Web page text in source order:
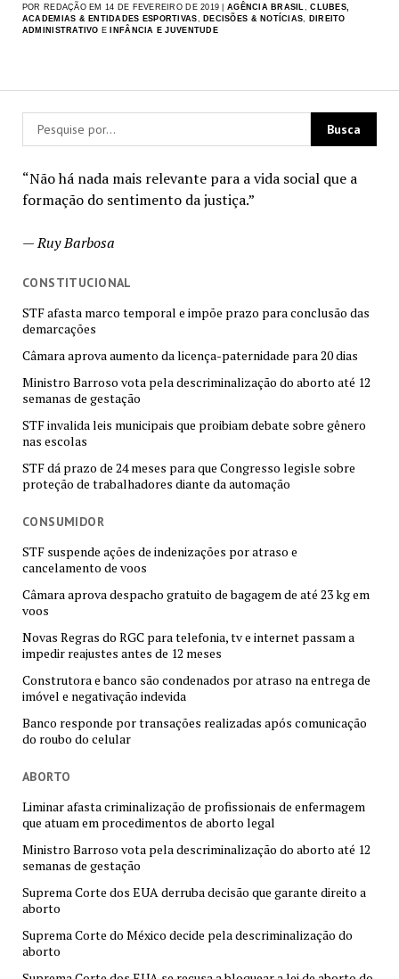
“Não há nada mais relevante para a vida social que a
formação do sentimento da justiça.”
—Ruy Barbosa
CONSTITUCIONAL
STF afasta marco temporal e impõe prazo para conclusão das
demarcações
Câmara aprova aumento da licença-paternidade para 20 dias
Ministro Barroso vota pela descriminalização do aborto até 12
semanas de gestação
STF invalida leis municipais que proibiam debate sobre gênero
nas escolas
STF dá prazo de 24 meses para que Congresso legisle sobre
proteção de trabalhadores diante da automação
CONSUMIDOR
STF suspende ações de indenizações por atraso e
cancelamento de voos
Câmara aprova despacho gratuito de bagagem de até 23 kg em
voos
Novas Regras do RGC para telefonia, tv e internet passam a
impedir reajustes antes de 12 meses
Construtora e banco são condenados por atraso na entrega de
imóvel e negativação indevida
Banco responde por transações realizadas após comunicação
do roubo do celular
ABORTO
Liminar afasta criminalização de profissionais de enfermagem
que atuam em procedimentos de aborto legal
Ministro Barroso vota pela descriminalização do aborto até 12
semanas de gestação
Suprema Corte dos EUA derruba decisão que garante direito a
aborto
Suprema Corte do México decide pela descriminalização do
aborto
POR REDAÇÃO EM 14 DE FEVEREIRO DE 2019 | AGÊNCIA BRASIL,CLUBES,
ACADEMIAS & ENTIDADES ESPORTIVAS, DECISÕES & NOTÍCIAS,
DIREITO
ADMINISTRATIVO E INFÂNCIA E JUVENTUDE